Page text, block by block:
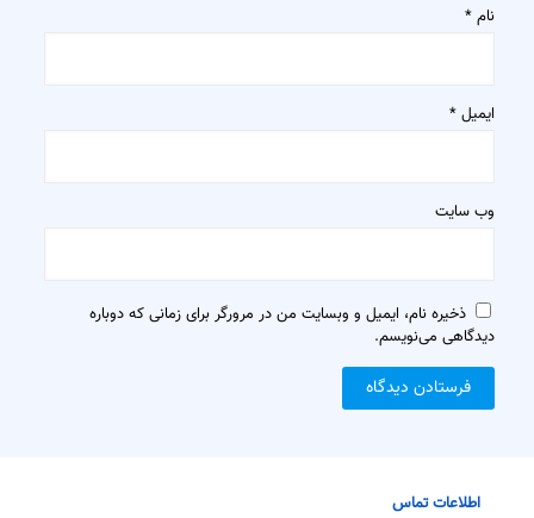
نام *
ایمیل *
وب‌ سایت
ذخیره نام، ایمیل و وبسایت من در مرورگر برای زمانی که دوباره
دیدگاهی می‌نویسم.
اطلاعات تماس